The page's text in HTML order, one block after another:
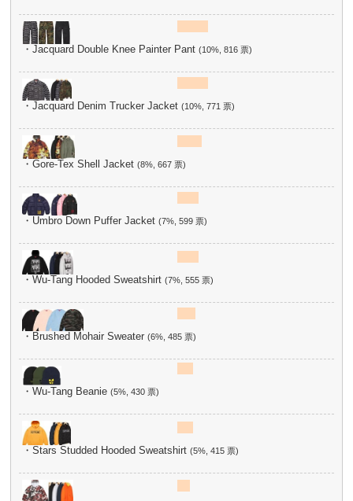
・Jacquard Double Knee Painter Pant(10%, 816 票)
・Jacquard Denim Trucker Jacket(10%, 771 票)
・Gore-Tex Shell Jacket(8%, 667 票)
・Umbro Down Puffer Jacket(7%, 599 票)
・Wu-Tang Hooded Sweatshirt(7%, 555 票)
・Brushed Mohair Sweater(6%, 485 票)
・Wu-Tang Beanie(5%, 430 票)
・Stars Studded Hooded Sweatshirt(5%, 415 票)